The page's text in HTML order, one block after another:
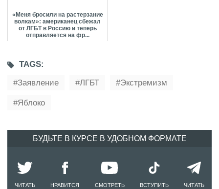
«Меня бросили на растерзание
волкам»: американец сбежал
от ЛГБТ в Россию и теперь
отправляется на фр...
TAGS:
Заявление
ЛГБТ Экстремизм
Яблоко
БУДЬТЕ В КУРСЕ В УДОБНОМ ФОРМАТЕ
ЧИТАТЬ НРАВИТСЯ СМОТРЕТЬ ВСТУПИТЬ ЧИТАТЬ